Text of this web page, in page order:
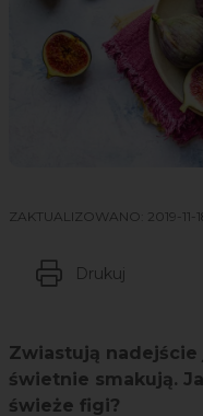
ZAKTUALIZOWANO: 2019-11-
Drukuj
Zwiastują
świetnie smakują.
świeże figi?